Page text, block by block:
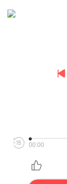
00:00